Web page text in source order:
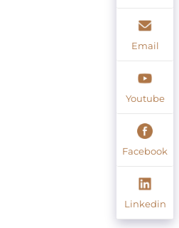
Email
Youtube
Facebook
Linkedin